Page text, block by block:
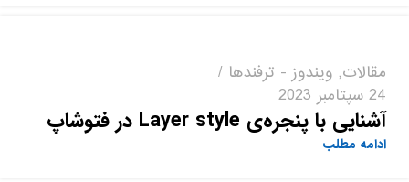
مقالات, ویندوز - ترفندها
24 سپتامبر 2023
آشنایی با پنجره‌ی Layer style در فتوشاپ
ادامه مطلب